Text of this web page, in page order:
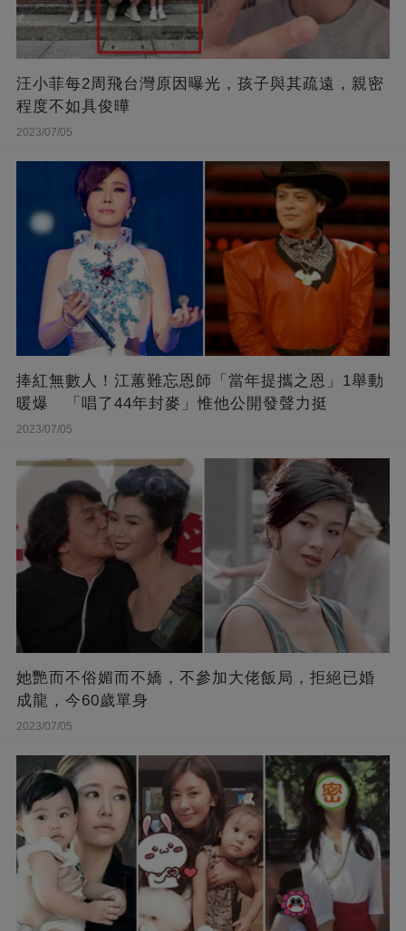
汪小菲每2周飛台灣原因曝光，孩子與其疏遠，親密
程度不如具俊曄
2023/07/05
捧紅無數人！江蕙難忘恩師「當年提攜之恩」1舉動
暖爆 「唱了44年封麥」惟他公開發聲力挺
2023/07/05
她艷而不俗媚而不嬌，不參加大佬飯局，拒絕已婚
成龍，今60歲單身
2023/07/05